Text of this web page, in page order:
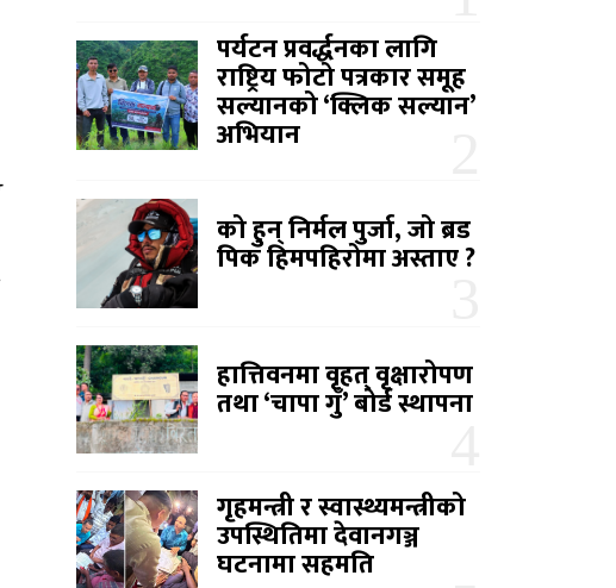
पर्यटन प्रवर्द्धनका लागि
राष्ट्रिय फोटो पत्रकार समूह
सल्यानको ‘क्लिक सल्यान’
अभियान
को हुन् निर्मल पुर्जा, जो ब्रड
पिक हिमपहिरोमा अस्ताए ?
हात्तिवनमा वृहत् वृक्षारोपण
तथा ‘चापा गुँ’ बोर्ड स्थापना
गृहमन्त्री र स्वास्थ्यमन्त्रीको
उपस्थितिमा देवानगञ्ज
घटनामा सहमति